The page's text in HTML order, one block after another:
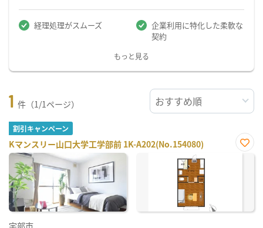
経理処理がスムーズ
企業利用に特化した柔軟な
契約
もっと見る
1 件（1/1ページ）
割引キャンペーン
Kマンスリー山口大学工学部前 1K-A202(No.154080)
お気
宇部市